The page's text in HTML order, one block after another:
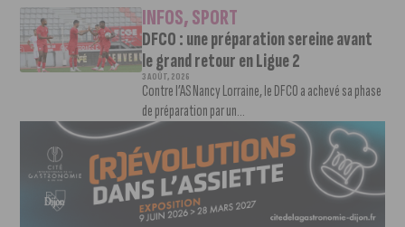
INFOS,SPORT
DFCO : une préparation sereine avant
le grand retour en Ligue 2
3 AOÛT, 2026
Contre l’AS Nancy Lorraine, le DFCO a achevé sa phase
de préparation par un...